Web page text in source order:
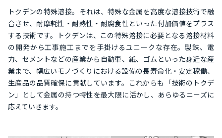
トクデンの特殊溶接。それは、特殊な金属を高度な溶接技術で融
合させ、耐摩耗性・耐熱性・耐腐食性といった付加価値をプラス
する技術です。トクデンは、この特殊溶接に必要となる溶接材料
の開発から工事施工までを手掛けるユニークな存在。製鉄、電
力、セメントなどの産業から自動車、紙、ゴムといった身近な産
業まで、幅広いモノづくりにおける設備の長寿命化・安定稼働、
生産品の品質確保に貢献しています。これからも「技術のトクデ
ン」として金属の持つ特性を最大限に活かし、あらゆるニーズに
応えていきます。